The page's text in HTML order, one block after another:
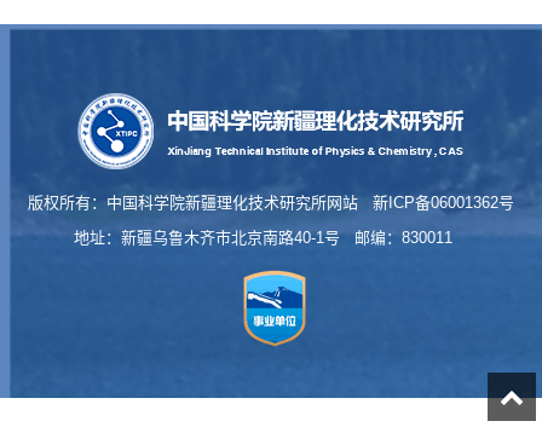
版权所有：中国科学院新疆理化技术研究所网站 新ICP备06001362号
地址：新疆乌鲁木齐市北京南路40-1号 邮编：830011